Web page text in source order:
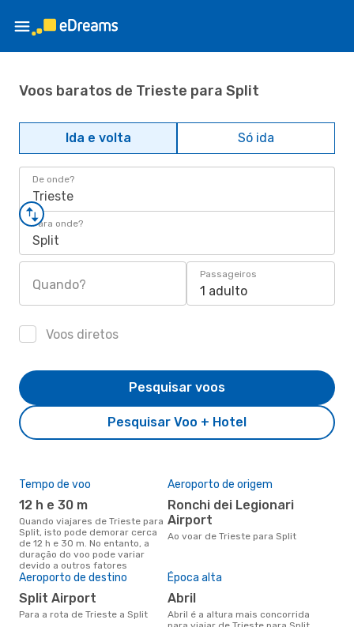
Voos baratos de Trieste para Split
Ida e volta Só ida
De onde?
Trieste
Para onde?
Split
Quando?
Passageiros
1 adulto
Voos diretos
Pesquisar Voo + Hotel
Pesquisar voos
Tempo de voo
12 h e 30 m
Quando viajares de Trieste para
Split, isto pode demorar cerca
de 12 h e 30 m. No entanto, a
duração do voo pode variar
devido a outros fatores
Aeroporto de origem
Ronchi dei Legionari
Airport
Ao voar de Trieste para Split
Aeroporto de destino
Split Airport
Para a rota de Trieste a Split
Época alta
abril
abril é a altura mais concorrida